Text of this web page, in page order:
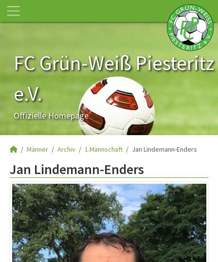
FC Grün-Weiß Piesteritz
e.V.
Offizielle Homepage
Männer Archiv 1.Mannschaft Jan Lindemann-Enders
Jan Lindemann-Enders